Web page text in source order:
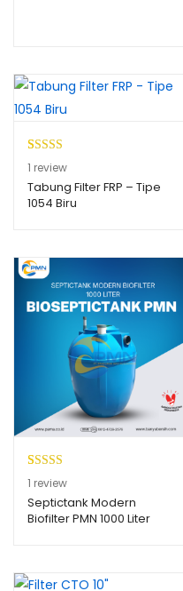
Peringkat
4.00dari
5
1
penilaian
pelanggan
1 review
Tabung Filter FRP – Tipe
1054 Biru
Peringk
at3.00
dari 5
1
penilaia
1 review
Septictank Modern
Biofilter PMN 1000 Liter